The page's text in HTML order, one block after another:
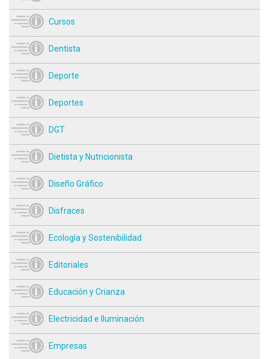
Cursos
Dentista
Deporte
Deportes
DGT
Dietista y Nutricionista
Diseño Gráfico
Disfraces
Ecología y Sostenibilidad
Editoriales
Educación y Crianza
Electricidad e Iluminación
Empresas